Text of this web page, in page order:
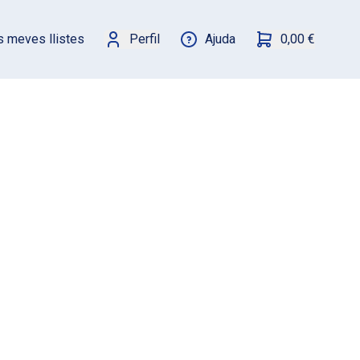
meves llistes Perfil Ajuda 0,00 €